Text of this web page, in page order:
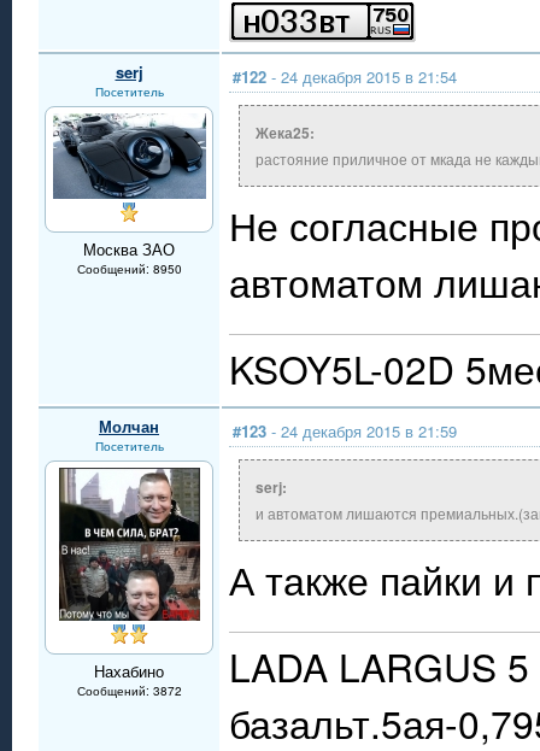
serj
Посетитель
Москва ЗАО
Сообщений: 8950
#122 - 24 декабря 2015 в 21:54
Жека25:
растояние приличное от мкада не
Не согласные
автоматом
KSOY5L-02D
Молчан
Посетитель
Нахабино
Сообщений: 3872
#123 - 24 декабря 2015 в 21:59
serj:
и автоматом лишаются
А также пайки и
LADA LARGUS
базальт.5ая-